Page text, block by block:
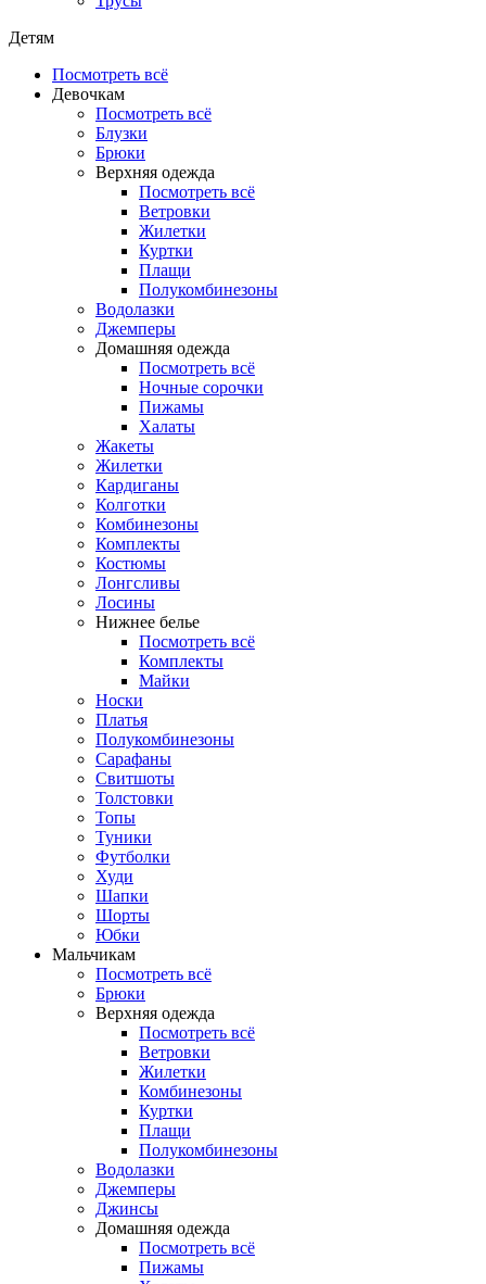
Детям
Посмотреть всё
Девочкам
Посмотреть всё
Блузки
Брюки
Верхняя одежда
Посмотреть всё
Ветровки
Жилетки
Куртки
Плащи
Полукомбинезоны
Водолазки
Джемперы
Домашняя одежда
Посмотреть всё
Ночные сорочки
Пижамы
Халаты
Жакеты
Жилетки
Кардиганы
Колготки
Комбинезоны
Комплекты
Костюмы
Лонгсливы
Лосины
Нижнее белье
Посмотреть всё
Комплекты
Майки
Носки
Платья
Полукомбинезоны
Сарафаны
Свитшоты
Толстовки
Топы
Туники
Футболки
Худи
Шапки
Шорты
Юбки
Мальчикам
Посмотреть всё
Брюки
Верхняя одежда
Посмотреть всё
Ветровки
Жилетки
Комбинезоны
Куртки
Плащи
Полукомбинезоны
Водолазки
Джемперы
Джинсы
Домашняя одежда
Посмотреть всё
Пижамы